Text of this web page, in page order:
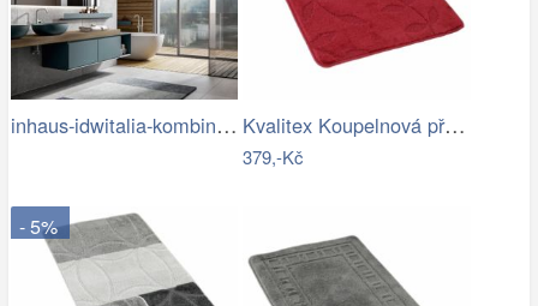
inhaus-idwitalia-kombinace-barev3.jpg Kvalitex Koupelnová předložka Listy…
379,-Kč
- 5%